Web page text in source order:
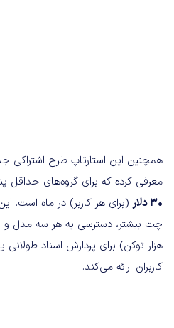
همچنین این استارتاپ طرح اشتراکی
معرفی کرده که برای گروه‌های
30 دلار
(برای هر کاربر) در ماه
هزار توکن) برای پردازش اسناد
کاربران ارائه می‌کند.